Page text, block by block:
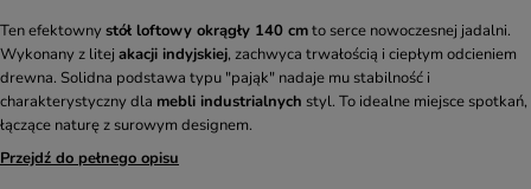
Ten efektownystół loftowy okrągły 140 cmto serce nowoczesnej jadalni.
Wykonany z litej akacji indyjskiej, zachwyca trwałością i ciepłym odcieniem
drewna. Solidna podstawa typu "pająk" nadaje mu stabilność i
charakterystyczny dla mebli industrialnych styl. To idealne miejsce spotkań,
łączące naturę z surowym designem.
Przejdź do pełnego opisu